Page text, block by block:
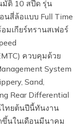
มัติ 10 สปีด รุ่น
นสี่ล้อแบบ Full Time
มเกียร์ทรานสเฟอร์
ควบคุมด้วย
System
Sand,
Rear Differential
ไทยต้นปีนี้ทันงาน
ขึ้นในเดือนมีนาคม